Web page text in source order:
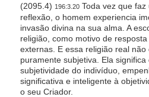
(2095.4) 196:3.20Toda vez que faz
reflexão, o homem experiencia
invasão divina na sua alma. A
religião, como motivo de
externas. E essa religião real não
puramente subjetiva. Ela significa
subjetividade do indivíduo,
significativa e inteligente à
o seu Criador.